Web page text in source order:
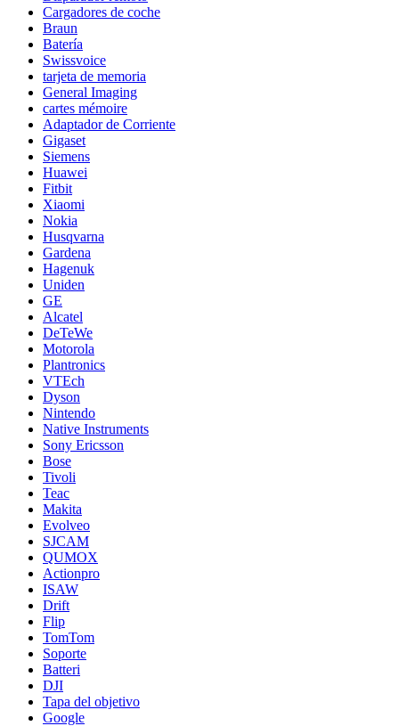
Cargadores de coche
Braun
Batería
Swissvoice
tarjeta de memoria
General Imaging
cartes mémoire
Adaptador de Corriente
Gigaset
Siemens
Huawei
Fitbit
Xiaomi
Nokia
Husqvarna
Gardena
Hagenuk
Uniden
GE
Alcatel
DeTeWe
Motorola
Plantronics
VTEch
Dyson
Nintendo
Native Instruments
Sony Ericsson
Bose
Tivoli
Teac
Makita
Evolveo
SJCAM
QUMOX
Actionpro
ISAW
Drift
Flip
TomTom
Soporte
Batteri
DJI
Tapa del objetivo
Google